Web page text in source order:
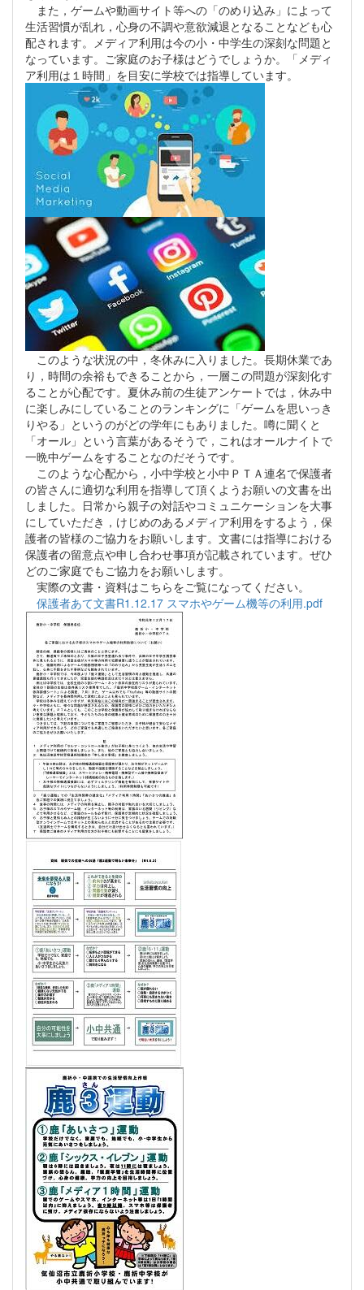
また，ゲームや動画サイト等への「のめり込み」によって
生活習慣が乱れ，心身の不調や意欲減退となることなども心
配されます。メディア利用は今の小・中学生の深刻な問題と
なっています。ご家庭のお子様はどうでしょうか。「メディ
ア利用は１時間」を目安に学校では指導しています。
このような状況の中，冬休みに入りました。長期休業であ
り，時間の余裕もできることから，一層この問題が深刻化す
ることが心配です。夏休み前の生徒アンケートでは，休み中
に楽しみにしていることのランキングに「ゲームを思いっき
りやる」というのがどの学年にもありました。噂に聞くと
「オール」という言葉があるそうで，これはオールナイトで
一晩中ゲームをすることなのだそうです。
このような心配から，小中学校と小中ＰＴＡ連名で保護者
の皆さんに適切な利用を指導して頂くようお願いの文書を出
しました。日常から親子の対話やコミュニケーションを大事
にしていただき，けじめのあるメディア利用をするよう，保
護者の皆様のご協力をお願いします。文書には指導における
保護者の留意点や申し合わせ事項が記載されています。ぜひ
どのご家庭でもご協力をお願いします。
実際の文書・資料はこちらをご覧になってください。
保護者あて文書R1.12.17 スマホやゲーム機等の利用.pdf